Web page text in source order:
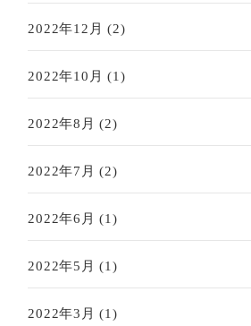
2022年12月 (2)
2022年10月 (1)
2022年8月 (2)
2022年7月 (2)
2022年6月 (1)
2022年5月 (1)
2022年3月 (1)